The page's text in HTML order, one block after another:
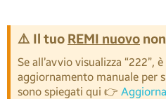
⚠️ Il tuo REMI nuovo
Se all’avvio visualizza
aggiornamento manuale per
sono spiegati qui 👉